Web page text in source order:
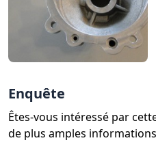
Enquête
Êtes-vous intéressé par
de plus amples